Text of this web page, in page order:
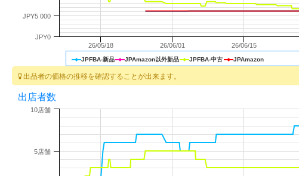
JPFBA-新品 JPAmazon以外新品 JPFBA-中古 JPAmazon
26/05/18 26/06/01 26/06/15
JPY0
JPY5 000
出品者の価格の推移を確認することが出来ます。
出店者数
5店舗
10店舗